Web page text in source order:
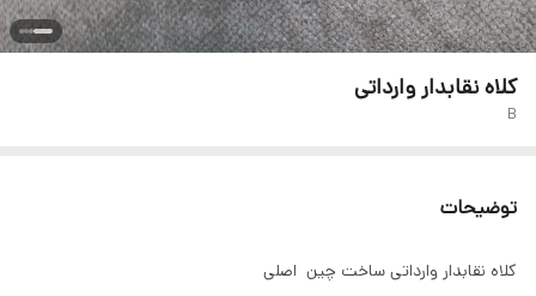
کلاه نقابدار وارداتی
B
توضیحات
کلاه نقابدار وارداتی ساخت چین اصلی